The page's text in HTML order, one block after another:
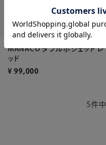
MANACO ダブルポシェット レ
ッド
¥ 99,000
5件中